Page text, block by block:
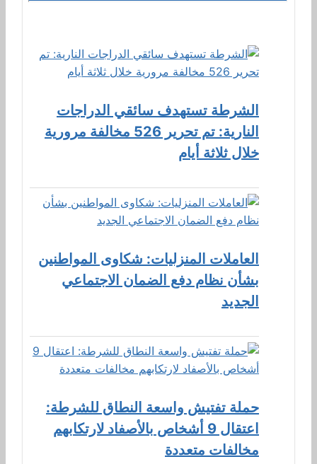
الشرطة تستهدف سائقي الدراجات
النارية: تم تحرير 526 مخالفة مرورية
خلال ثلاثة أيام
العاملات المنزليات: شكاوى المواطنين
بشأن نظام دفع الضمان الاجتماعي
الجديد
حملة تفتيش واسعة النطاق للشرطة:
اعتقال 9 أشخاص بالأصفاد لارتكابهم
مخالفات متعددة